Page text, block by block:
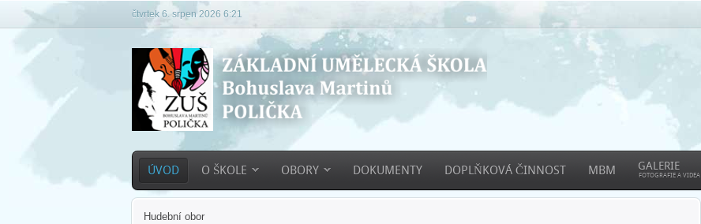
čtvrtek 6. srpen 2026 6:21
ÚVOD O ŠKOLE OBORY DOKUMENTY DOPLŇKOVÁ ČINNOST MBM GALERIE
FOTOGRAFIE A VIDEA
Hudební obor